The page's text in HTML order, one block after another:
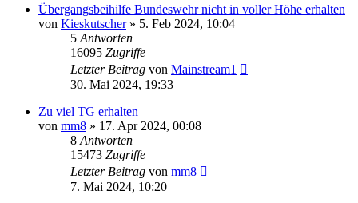
Übergangsbeihilfe Bundeswehr nicht in voller Höhe erhalten
von Kieskutscher» 5. Feb 2024, 10:04
5 Antworten
16095 Zugriffe
Letzter Beitrag von Mainstream1
30. Mai 2024, 19:33
Zu viel TG erhalten
von mm8 » 17. Apr 2024, 00:08
8 Antworten
15473 Zugriffe
Letzter Beitrag von mm8
7. Mai 2024, 10:20